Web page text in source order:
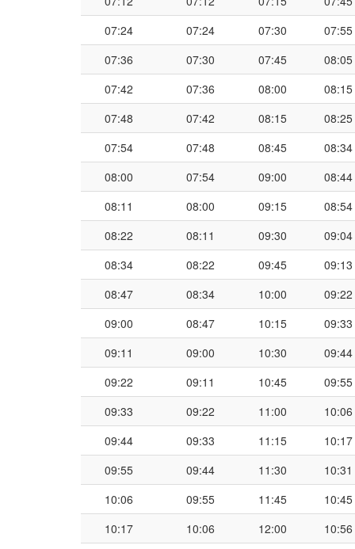
07:24
07:24 07:30
07:55
07:36
07:30 07:45
08:05
07:42
07:36 08:00
08:15
07:48
07:42 08:15
08:25
07:54
07:48 08:45
08:34
08:00
07:54 09:00
08:44
08:11
08:00 09:15
08:54
08:22
08:11 09:30
09:04
08:34
08:22 09:45
09:13
08:47
08:34 10:00
09:22
09:00
08:47 10:15
09:33
09:11
09:00 10:30
09:44
09:22
09:11 10:45
09:55
09:33
09:22 11:00
10:06
09:44
09:33 11:15
10:17
09:55
09:44 11:30
10:31
10:06
09:55 11:45
10:45
10:17
10:06 12:00
10:56